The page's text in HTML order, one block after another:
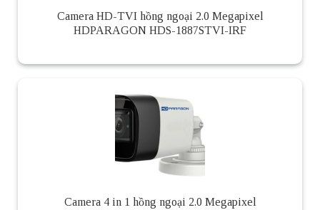
Camera HD-TVI hồng ngoại 2.0 Megapixel
HDPARAGON HDS-1887STVI-IRF
Camera 4 in 1 hồng ngoại 2.0 Megapixel